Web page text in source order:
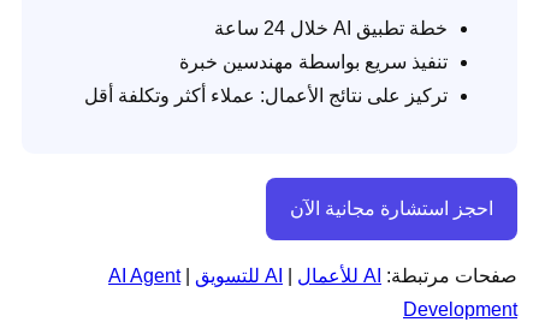
خطة تطبيق AI خلال 24 ساعة
تنفيذ سريع بواسطة مهندسين خبرة
تركيز على نتائج الأعمال: عملاء أكثر وتكلفة أقل
احجز استشارة مجانية الآن
صفحات مرتبطة: AI للأعمال AI للتسويق |
AI Agent
Development